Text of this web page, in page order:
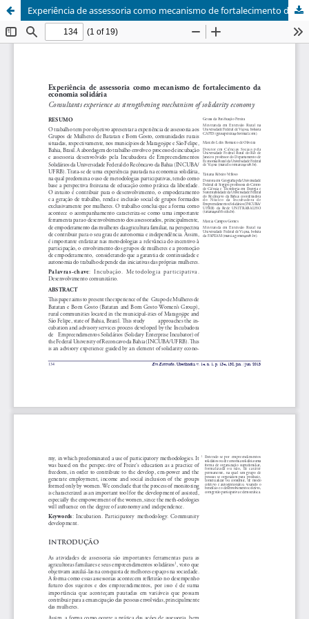
Experiência de assessoria como mecanismo de fortalecimento da economia solidária